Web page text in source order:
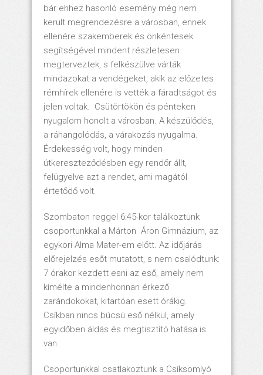
bár ehhez hasonló esemény még nem
került megrendezésre a városban, ennek
ellenére szakemberek és önkéntesek
segítségével mindent részletesen
megterveztek, s felkészülve várták
mindazokat a vendégeket, akik az előzetes
rémhírek ellenére is vették a fáradtságot és
jelen voltak. Csütörtökön és pénteken
nyugalom honolt a városban. A készülődés,
a ráhangolódás, a várakozás nyugalma.
Érdekesség volt, hogy minden
útkereszteződésben egy rendőr állt,
felügyelve azt a rendet, ami magától
értetődő volt.
Szombaton reggel 6:45-kor találkoztunk
csoportunkkal a Márton Áron Gimnázium, az
egykori Alma Mater-em előtt. Az időjárás
előrejelzés esőt mutatott, s nem csalódtunk:
7 órakor kezdett esni az eső, amely nem
kímélte a mindenhonnan érkező
zarándokokat, kitartóan esett órákig.
Csíkban nincs búcsú eső nélkül, amely
egyidőben áldás és megtisztító hatása is
van.
Csoportunkkal csatlakoztunk a Csíksomlyó